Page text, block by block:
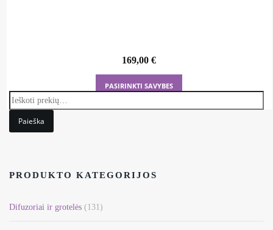
169,00€
PASIRINKTI SAVYBES
has
Paieška
PRODUKTO KATEGORIJOS
Difuzoriai ir grotelės (131)